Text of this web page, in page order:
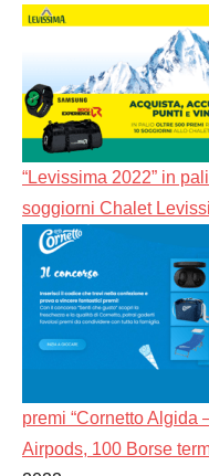
“Levissima 2022” in
soggiorni Chalet
premi “Cornetto Algida
Airpods, 100 Borse